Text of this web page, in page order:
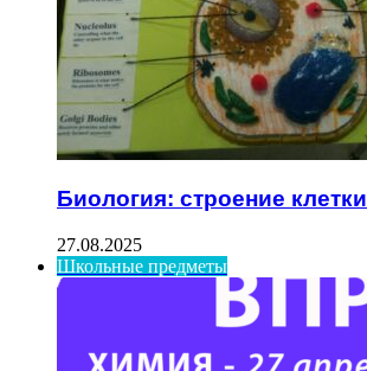
Биология: строение клетки
27.08.2025
Школьные предметы